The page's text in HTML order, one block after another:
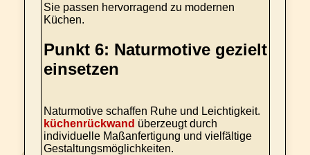
Sie passen hervorragend zu modernen
Küchen.
Punkt 6: Naturmotive gezielt
einsetzen
Naturmotive schaffen Ruhe und Leichtigkeit.
küchenrückwand überzeugt durch
individuelle Maßanfertigung und vielfältige
Gestaltungsmöglichkeiten.